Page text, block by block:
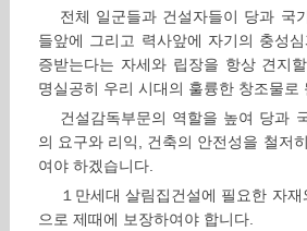
전체 일군들과 건설자들이 당과 국
들앞에 그리고 력사앞에 자기의 충성
증받는다는 자세와 립장을 항상 견지
명실공히 우리 시대의 훌륭한 창조물로
건설감독부문의 역할을 높여 당과
의 요구와 리익, 건축의 안전성을 철저
여야 하겠습니다.
１만세대 살림집건설에 필요한 자
으로 제때에 보장하여야 합니다.